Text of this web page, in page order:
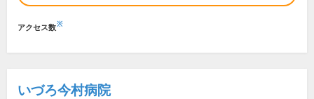
アクセス数※
いづろ今村病院